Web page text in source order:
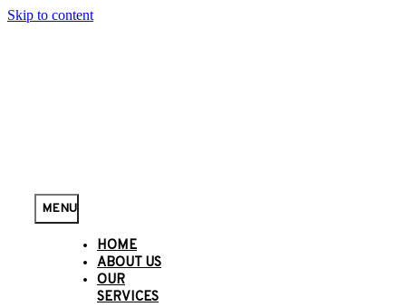
Skip to content
MENU
HOME
ABOUT US
OUR
SERVICES